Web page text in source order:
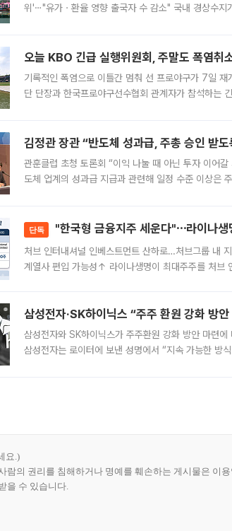
위'⋯"유가ㆍ환율 영향 출국자 수 감소" 국내 경상수지
오늘 KBO 긴급 실행위원회, 주말도 폭염취
기록적인 폭염으로 이틀간 멈춰 선 프로야구가 7일
단 단장과 한국프로야구선수협회 관계자가 참석하는
김정관 장관 “반도체 성과급, 주총 승인 받
관훈클럽 초청 토론회 “이익 나눌 때 아닌 투자 이어
도체 업계의 성과급 지급과 관련해 일정 수준 이상은
단독 "한국형 금융지주 세운다"⋯라이나생
처브 인터내셔널 인베스트먼트 산하로…처브그룹 내
계열사 편입 가능성↑ 라이나생명이 최대주주를 처브
삼성전자·SK하이닉스 “주주 환원 강화 방안
삼성전자와 SK하이닉스가 주주환원 강화 방안 마련에 나설 것이라고 밝혔다. 5
삼성전자는 로이터에 보낸 성명에서 “지속 가능한 방